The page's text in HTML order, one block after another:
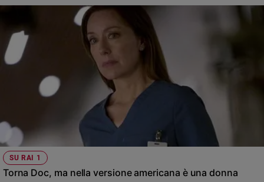
SU RAI 1
Torna Doc, ma nella versione americana è una donna